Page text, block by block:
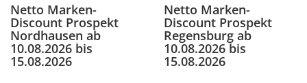
Netto Marken-
Discount Prospekt
Nordhausen ab
10.08.2026 bis
15.08.2026
Netto Marken-
Discount Prospekt
Regensburg ab
10.08.2026 bis
15.08.2026